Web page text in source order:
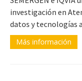
investigación en
datos y tecnologías
Más información